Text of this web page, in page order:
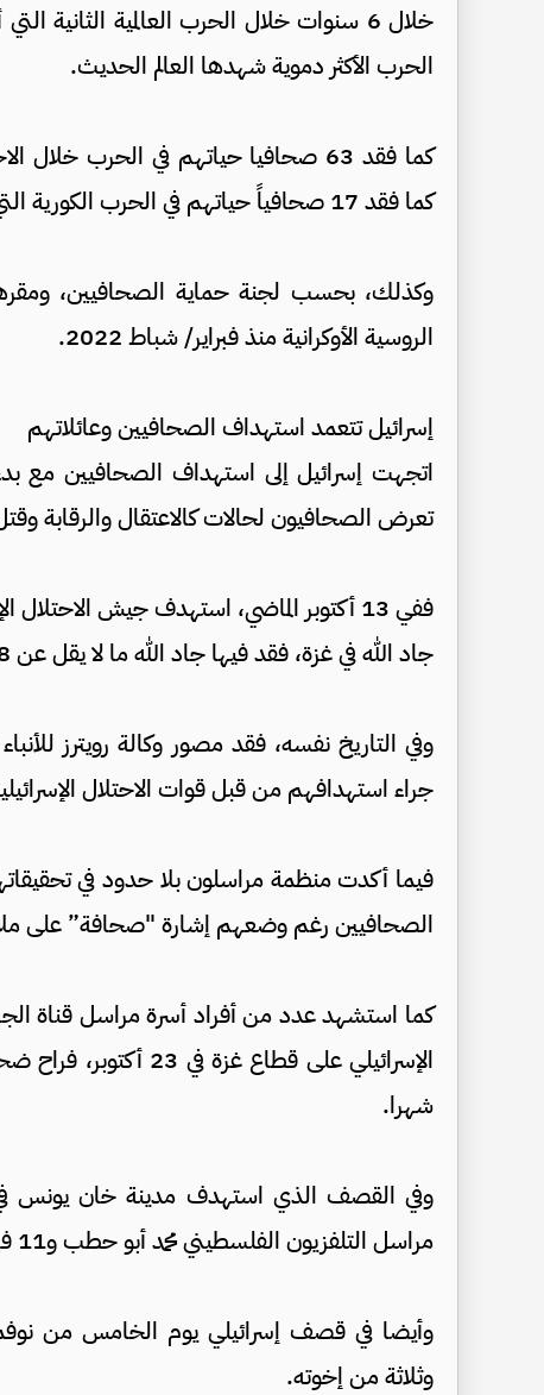
خلال 6 سنوات خلال الحرب العالمية الثانية
الحرب الأكثر دموية شهدها العالم الحديث.
كما فقد 17 صحافياً حياتهم في الحرب الكورية التي استمرت 3 سنوات، وفق "منتدى الحرية”.
الروسية الأوكرانية منذ فبراير/ شباط 2022.
إسرائيل تتعمد استهداف الصحافيين وعائلاتهم
تعرض الصحافيون لحالات كالاعتقال والرقابة
ففي 13 أكتوبر الماضي، استهدف جيش
جاد الله في غزة، فقد فيها جاد الله ما لا يقل عن 8 أفراد من أسرته بمن فيهم والده وإخوته.
جراء استهدافهم من قبل قوات الاحتلال
فيما أكدت منظمة مراسلون بلا حدود في
الصحافيين رغم وضعهم إشارة "صحافة” على
كما استشهد عدد من أفراد أسرة مراسل قناة
شهرا.
وفي القصف الذي استهدف مدينة خان يونس في
مراسل التلفزيون الفلسطيني محمد أبو حطب و11 فردا من عائلته.
وأيضا في قصف إسرائيلي يوم الخامس من
وثلاثة من إخوته.